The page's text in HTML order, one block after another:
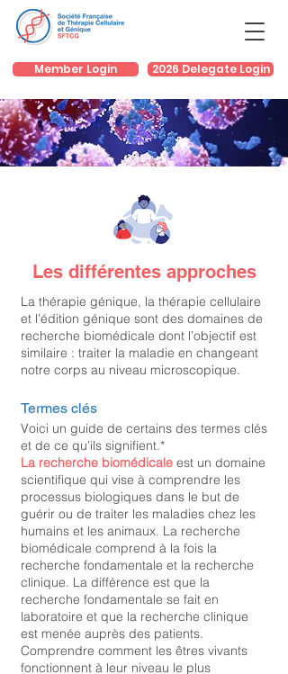
2026 Delegate Login
Member Login
Les différentes approches
La thérapie génique, la thérapie cellulaire
et l’édition génique sont des domaines de
recherche biomédicale dont l’objectif est
similaire : traiter la maladie en changeant
notre corps au niveau microscopique.
Termes clés
Voici un guide de certains des termes clés
et de ce qu’ils signifient.*
La recherche biomédicale est un domaine
scientifique qui vise à comprendre les
processus biologiques dans le but de
guérir ou de traiter les maladies chez les
humains et les animaux. La recherche
biomédicale comprend à la fois la
recherche fondamentale et la recherche
clinique. La différence est que la
recherche fondamentale se fait en
laboratoire et que la recherche clinique
est menée auprès des patients.
Comprendre comment les êtres vivants
fonctionnent à leur niveau le plus